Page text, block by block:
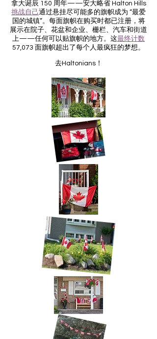
拿大诞辰 150 周年——安大略省 Halton Hills
挑战自己通过悬挂尽可能多的旗帜成为 “最爱
国的城镇”。每面旗帜在购买时都已注册，将
展示在院子、花盆和企业、栅栏、汽车和街道
上——任何可以贴旗帜的地方。这最终计数
57,073 面旗帜超出了每个人最疯狂的梦想。
去Haltonians！